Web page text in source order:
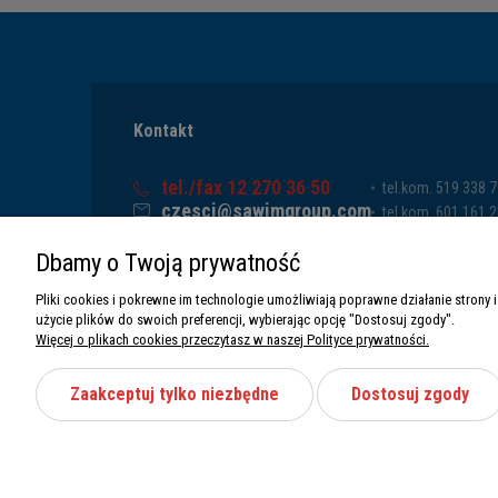
Kontakt
tel./fax 12 270 36 50
czesci@sawimgroup.com
32-080 Zabierzów
NIP: 5130284470
REGON: 5246591010
tel.kom. 519 338
tel.kom. 601 161
Dbamy o Twoją prywatność
Pliki cookies i pokrewne im technologie umożliwiają poprawne działanie
użycie plików do swoich preferencji, wybierając opcję "Dostosuj zgody".
Więcej o plikach cookies przeczytasz w naszej Polityce prywatności.
Zaakceptuj tylko niezbędne Dostosuj zgody